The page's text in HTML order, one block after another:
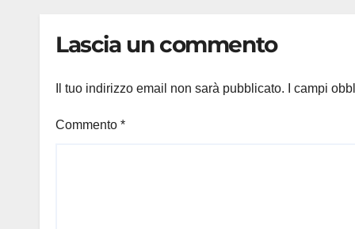
Lascia un commento
Il tuo indirizzo email non sarà pubblicato. I campi
Commento *